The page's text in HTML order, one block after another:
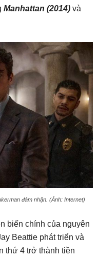
Manhattan (2014) và
đảm nhận. (Ảnh: Internet)
biến chính của nguyên
Beattie phát triển và
thứ 4 trở thành tiền